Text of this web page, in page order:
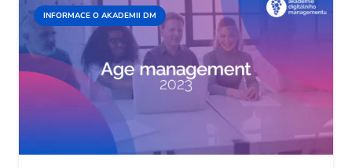
INFORMACE O AKADEMII DM